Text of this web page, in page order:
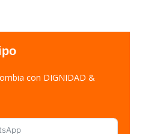
con DIGNIDAD &